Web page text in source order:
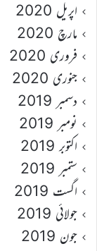
اپریل 2020
مارچ 2020
فروری 2020
جنوری 2020
دسمبر 2019
نومبر 2019
اکتوبر 2019
ستمبر 2019
اگست 2019
جولائی 2019
جون 2019